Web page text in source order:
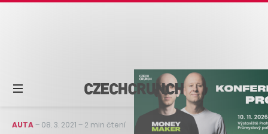
AUTA– 08. 3. 2021 – 2 min čtení